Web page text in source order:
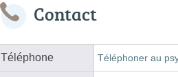
Contact
Téléphone Téléphoner au